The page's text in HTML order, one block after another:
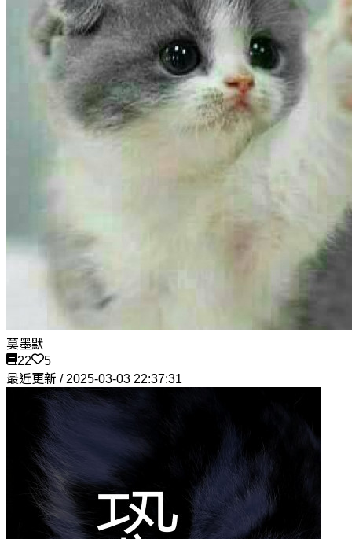
莫墨默
22
5
最近更新 / 2025-03-03 22:37:31